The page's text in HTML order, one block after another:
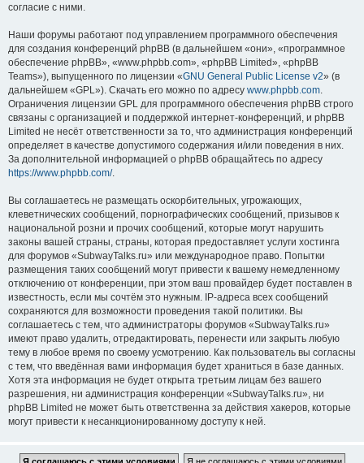
согласие с ними.
Наши форумы работают под управлением программного обеспечения
для создания конференций phpBB (в дальнейшем «они», «программное
обеспечение phpBB», «www.phpbb.com», «phpBB Limited», «phpBB
Teams»), выпущенного по лицензии «GNU General Public License v2» (в
дальнейшем «GPL»). Скачать его можно по адресу www.phpbb.com.
Ограничения лицензии GPL для программного обеспечения phpBB строго
связаны с организацией и поддержкой интернет-конференций, и phpBB
Limited не несёт ответственности за то, что администрация конференций
определяет в качестве допустимого содержания и/или поведения в них.
За дополнительной информацией о phpBB обращайтесь по адресу
https://www.phpbb.com/.
Вы соглашаетесь не размещать оскорбительных, угрожающих,
клеветнических сообщений, порнографических сообщений, призывов к
национальной розни и прочих сообщений, которые могут нарушить
законы вашей страны, страны, которая предоставляет услуги хостинга
для форумов «SubwayTalks.ru» или международное право. Попытки
размещения таких сообщений могут привести к вашему немедленному
отключению от конференции, при этом ваш провайдер будет поставлен в
известность, если мы сочтём это нужным. IP-адреса всех сообщений
сохраняются для возможности проведения такой политики. Вы
соглашаетесь с тем, что администраторы форумов «SubwayTalks.ru»
имеют право удалить, отредактировать, перенести или закрыть любую
тему в любое время по своему усмотрению. Как пользователь вы согласны
с тем, что введённая вами информация будет храниться в базе данных.
Хотя эта информация не будет открыта третьим лицам без вашего
разрешения, ни администрация конференции «SubwayTalks.ru», ни
phpBB Limited не может быть ответственна за действия хакеров, которые
могут привести к несанкционированному доступу к ней.